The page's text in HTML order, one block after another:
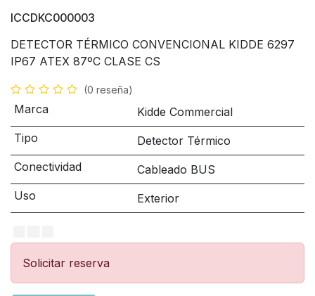
ICCDKC000003
DETECTOR TÉRMICO CONVENCIONAL KIDDE 6297
IP67 ATEX 87ºC CLASE CS
(0 reseña)
Marca
Kidde Commercial
Tipo
Detector Térmico
Conectividad
Cableado BUS
Uso
Exterior
Solicitar reserva